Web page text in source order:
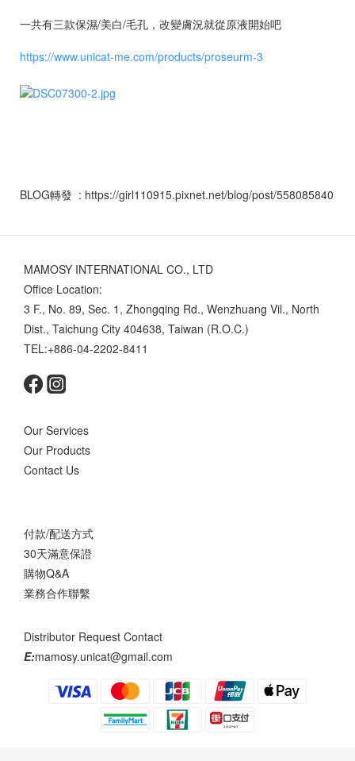
一共有三款保濕/美白/毛孔，改變膚況就從原液開始吧
https://www.unicat-me.com/products/proseurm-3
BLOG轉發 : https://girl110915.pixnet.net/blog/post/558085840
MAMOSY INTERNATIONAL CO., LTD
Office Location:
3 F., No. 89, Sec. 1, Zhongqing Rd., Wenzhuang Vil., North
Dist., Taichung City 404638, Taiwan (R.O.C.)
TEL:+886-04-2202-8411
Our Services
Our Products
Contact Us
付款/配送方式
30天滿意保證
購物Q&A
業務合作聯繫
Distributor Request Contact
E:mamosy.unicat@gmail.com